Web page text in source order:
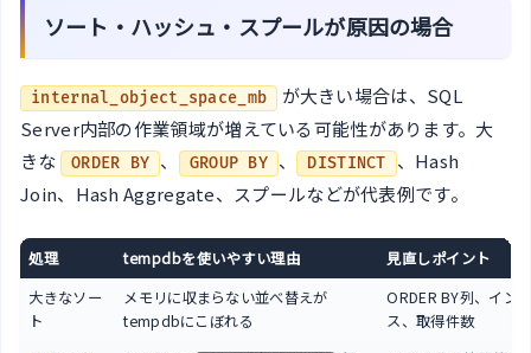
ソート・ハッシュ・スプールが原因の場合
internal_object_space_mb
が大きい場合は、SQL
Server内部の作業領域が増えている可能性があります。大
きな
ORDER BY 、 GROUP BY 、 DISTINCT
、Hash
Join、Hash Aggregate、スプールなどが代表例です。
処理 tempdbを使いやすい理由
見直しポイント
大きなソー
ト
メモリに収まらない並べ替えが
tempdbにこぼれる
ORDER BY列、イン
ス、取得件数